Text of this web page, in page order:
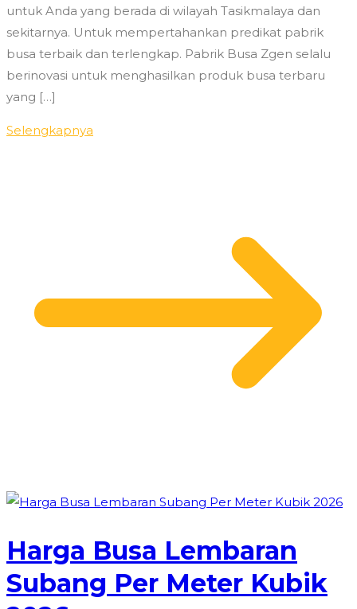
untuk Anda yang berada di wilayah Tasikmalaya dan
sekitarnya. Untuk mempertahankan predikat pabrik
busa terbaik dan terlengkap. Pabrik Busa Zgen selalu
berinovasi untuk menghasilkan produk busa terbaru
yang […]
Selengkapnya
Harga Busa Lembaran
Subang Per Meter Kubik